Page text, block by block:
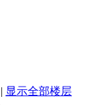
| 显示全部楼层